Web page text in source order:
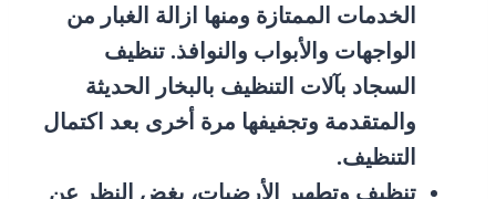
الخدمات الممتازة ومنها ازالة الغبار من
الواجهات والأبواب والنوافذ. تنظيف
السجاد بآلات التنظيف بالبخار الحديثة
والمتقدمة وتجفيفها مرة أخرى بعد اكتمال
التنظيف.
تنظيف وتطهير الأرضيات، بغض النظر عن